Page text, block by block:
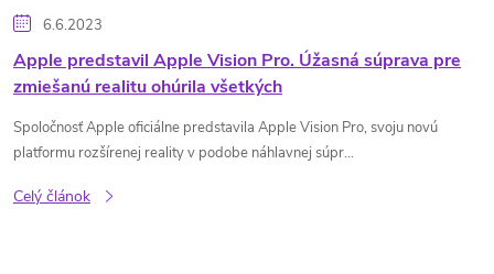
6.6.2023
Apple predstavil Apple Vision Pro. Úžasná súprava pre
zmiešanú realitu ohúrila všetkých
Spoločnosť Apple oficiálne predstavila Apple Vision Pro, svoju novú
platformu rozšírenej reality v podobe náhlavnej súpr...
Celý článok